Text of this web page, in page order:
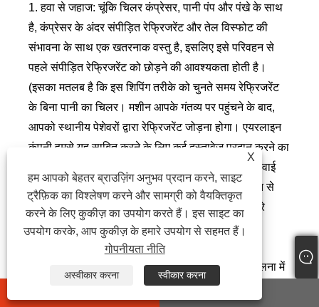
1. हवा से जहाज: चूंकि चिलर कंप्रेसर, पानी पंप और पंखे के साथ
है, कंप्रेसर के अंदर संपीड़ित रेफ्रिजरेंट और तेल विस्फोट की
संभावना के साथ एक खतरनाक वस्तु है, इसलिए इसे परिवहन से
पहले संपीड़ित रेफ्रिजरेंट को छोड़ने की आवश्यकता होती है।
(इसका मतलब है कि इस शिपिंग तरीके को चुनते समय रेफ्रिजरेंट
के बिना पानी का चिलर। मशीन आपके गंतव्य पर पहुंचने के बाद,
आपको स्थानीय पेशेवरों द्वारा रेफ्रिजरेंट जोड़ना होगा। एयरलाइन
कंपनी हमसे यह साबित करने के लिए कई दस्तावेज़ प्रदान करने का
भी अनुरोध करती है कि चिलर एक खतरनाक उत्पाद नहीं है हवाई
मार्ग से माल ढुलाई की लागत बहुत अधिक है, चिलर की लागत से
अधिक हो सकती है, इसलिए डिलीवरी के लिए हवाई मार्ग हमारे
ग्राहक के लिए अनुशंसित परिवहन का तरीका नहीं है।
2. समुद्र के द्वारा जहाज: परिवहन का समय हवाई मार्ग की तुलना में
लंबा है, लेकिन माल ढुलाई लागत सस्ती है, और उपकरण गंतव्य पर
X
हम आपको बेहतर ब्राउज़िंग अनुभव प्रदान करने, साइट
ट्रैफ़िक का विश्लेषण करने और सामग्री को वैयक्तिकृत
करने के लिए कुकीज़ का उपयोग करते हैं। इस साइट का
उपयोग करके, आप कुकीज़ के हमारे उपयोग से सहमत हैं।
गोपनीयता नीति
अस्वीकार करना स्वीकार करना